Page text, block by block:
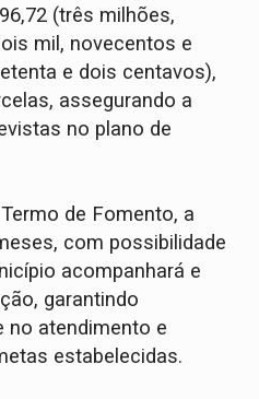
(três milhões,
mil, novecentos e
e dois centavos),
assegurando a
no plano de
de Fomento, a
com possibilidade
acompanhará e
garantindo
no atendimento e
estabelecidas.